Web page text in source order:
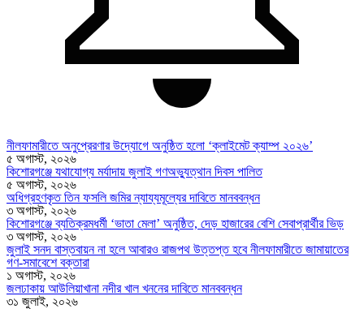
নীলফামারীতে অনুপ্রেরণার উদ্যোগে অনুষ্ঠিত হলো ‘ক্লাইমেট ক্যাম্প ২০২৬’
৫ অগাস্ট, ২০২৬
কিশোরগঞ্জে যথাযোগ্য মর্যাদায় জুলাই গণঅভ্যুত্থান দিবস পালিত
৫ অগাস্ট, ২০২৬
অধিগ্রহণকৃত তিন ফসলি জমির ন্যায্যমূল্যের দাবিতে মানববন্ধন
৩ অগাস্ট, ২০২৬
কিশোরগঞ্জে ব্যতিক্রমধর্মী ‘ভাতা মেলা’ অনুষ্ঠিত, দেড় হাজারের বেশি সেবাপ্রার্থীর ভিড়
৩ অগাস্ট, ২০২৬
জুলাই সনদ বাস্তবায়ন না হলে আবারও রাজপথ উত্তপ্ত হবে নীলফামারীতে জামায়াতের
গণ-সমাবেশে বক্তারা
১ অগাস্ট, ২০২৬
জলঢাকায় আউলিয়াখানা নদীর খাল খননের দাবিতে মানববন্ধন
৩১ জুলাই, ২০২৬